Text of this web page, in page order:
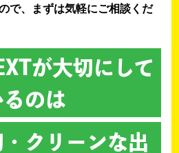
で、まずは気軽にご相談くだ
が大切にして
るのは
クリーンな出